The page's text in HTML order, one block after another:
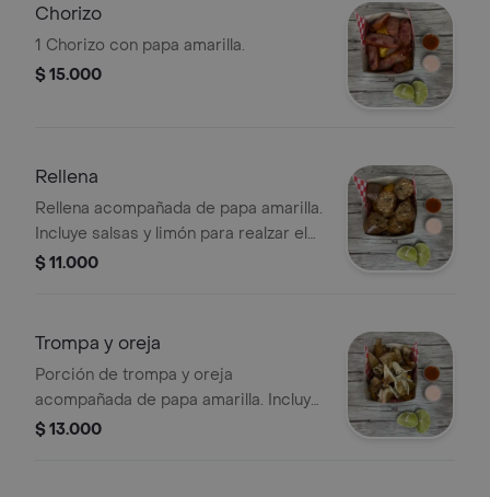
Chorizo
1 Chorizo con papa amarilla.
$ 15.000
Rellena
Rellena acompañada de papa amarilla.
Incluye salsas y limón para realzar el
sabor.
$ 11.000
Trompa y oreja
Porción de trompa y oreja
acompañada de papa amarilla. Incluye
salsas y limón.
$ 13.000